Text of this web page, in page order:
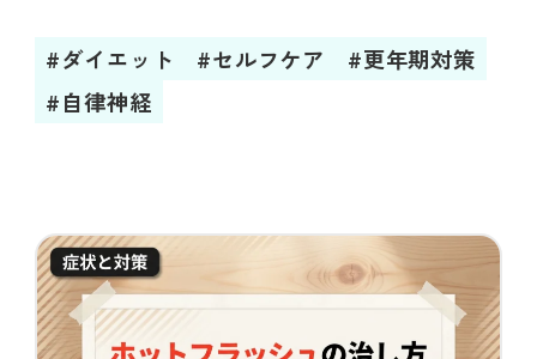
#ダイエット #セルフケア
#更年期対策
#自律神経